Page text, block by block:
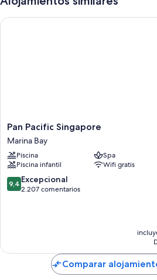
Pan
Pacific
Singapore
Marina
Bay
Pan Pacific Singapore
Marina Bay
Piscina
Spa
Piscina infantil
Wifi gratis
9.4
sobre
9,4 Excepcional
2.207 comentarios
Pan Pacific Singapore
Comparar